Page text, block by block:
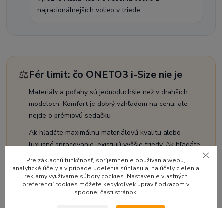
najracionálnejších volieb v triede.
⚖️Fér limit: čo ONETO3 i-Size nie je
Materiály a poťahy sú jednoduchšie než v drahších
modeloch. Komfort je dobrý vzhľadom na cenu, ale
nejde o prémiovú sedačku.
Ak hľadáte maximálnu materiálovú kvalitu alebo
luxusné spracovanie, existujú vyššie triedy. Ak hľadáte
univerzálnu sedačku za dobré peniaze, ONETO3 patrí
medzi najlepšie voľby.
Pre základnú funkčnosť, spríjemnenie používania webu,
analytické účely a v prípade udelenia súhlasu aj na účely cielenia
reklamy využívame súbory cookies. Nastavenie vlastných
preferencií cookies môžete kedykoľvek upraviť odkazom v
spodnej časti stránok.